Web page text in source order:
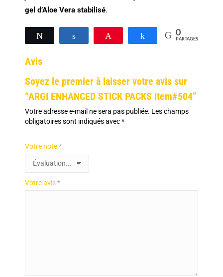
gel d’Aloe Vera stabilisé.
Tweetez Partagez Épingle Partagez0
PARTAGES
Avis
Soyez le premier à laisser votre avis sur
“ARGI ENHANCED STICK PACKS Item#504”
Votre adresse e-mail ne sera pas publiée. Les champs
obligatoires sont indiqués avec*
Votre note*
Votre avis*